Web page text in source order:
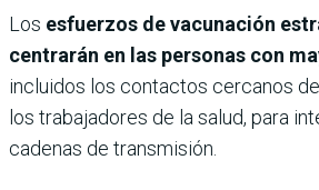
Los esfuerzos de vacunación
centrarán en las personas con
incluidos los contactos cercanos
los trabajadores de la salud, para
cadenas de transmisión.